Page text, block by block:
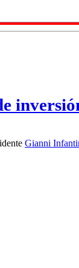
Gianni